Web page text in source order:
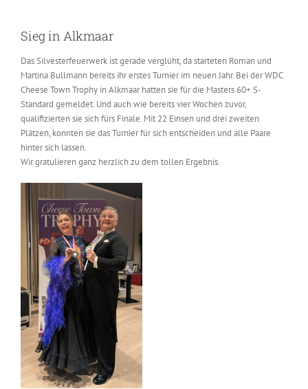
Sieg in Alkmaar
Das Silvesterfeuerwerk ist gerade verglüht, da starteten Roman und
Martina Bullmann bereits ihr erstes Turnier im neuen Jahr. Bei der WDC
Cheese Town Trophy in Alkmaar hatten sie für die Masters 60+ S-
Standard gemeldet. Und auch wie bereits vier Wochen zuvor,
qualifizierten sie sich fürs Finale. Mit 22 Einsen und drei zweiten
Plätzen, konnten sie das Turnier für sich entscheiden und alle Paare
hinter sich lassen.
Wir gratulieren ganz herzlich zu dem tollen Ergebnis.